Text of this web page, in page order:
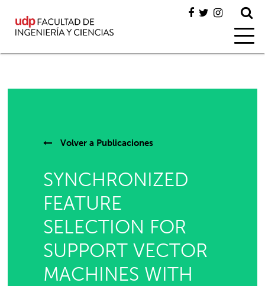
Volver a Publicaciones
SYNCHRONIZED
FEATURE
SELECTION FOR
SUPPORT VECTOR
MACHINES WITH